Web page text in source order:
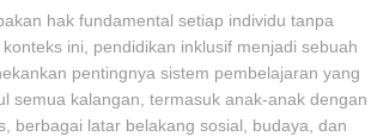
hak fundamental setiap individu tanpa
ini, pendidikan inklusif menjadi sebuah
pentingnya sistem pembelajaran yang
semua kalangan, termasuk anak-anak dengan
berbagai latar belakang sosial, budaya, dan